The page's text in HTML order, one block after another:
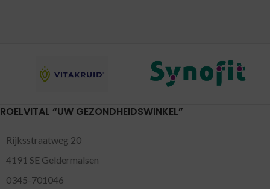
ROELVITAL “UW GEZONDHEIDSWINKEL”
Rijksstraatweg 20
4191 SE Geldermalsen
0345-701046